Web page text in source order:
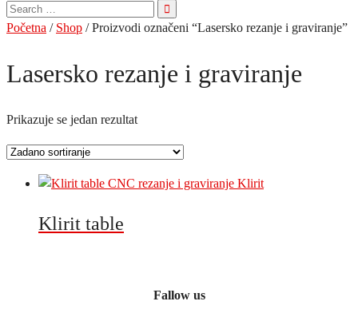
Pretraga
za:
Početna / Shop / Proizvodi označeni “Lasersko rezanje i graviranje”
Lasersko rezanje i graviranje
Prikazuje se jedan rezultat
Klirit table
Fallow us